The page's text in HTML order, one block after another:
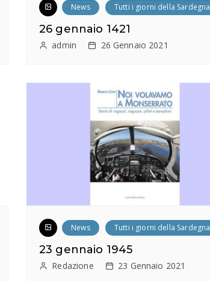
News Tutti i giorni della Sardegna
26 gennaio 1421
admin 26 Gennaio 2021
News Tutti i giorni della Sardegna
23 gennaio 1945
Redazione 23 Gennaio 2021